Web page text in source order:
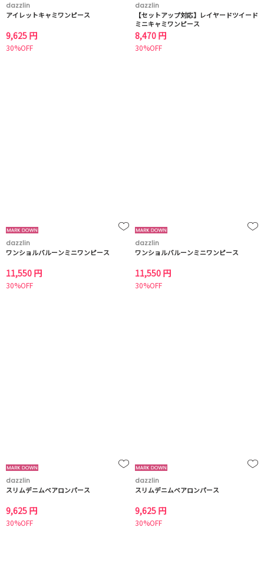
dazzlin
アイレットキャミワンピース
9,625 円
30%OFF
dazzlin
【セットアップ対応】レイヤードツイード
ミニキャミワンピース
8,470 円
30%OFF
dazzlin
ワンショルバルーンミニワンピース
11,550 円
30%OFF
dazzlin
ワンショルバルーンミニワンピース
11,550 円
30%OFF
dazzlin
スリムデニムベアロンパース
9,625 円
30%OFF
dazzlin
スリムデニムベアロンパース
9,625 円
30%OFF